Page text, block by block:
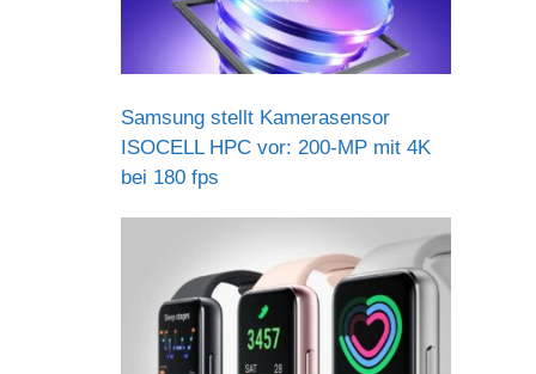
Samsung stellt Kamerasensor
ISOCELL HPC vor: 200-MP mit 4K
bei 180 fps